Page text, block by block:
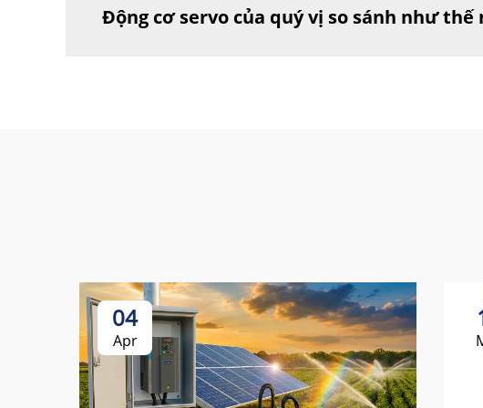
Động cơ servo của quý vị so sánh như
04
Apr